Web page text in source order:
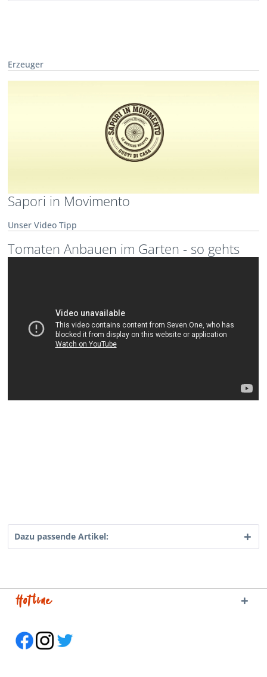
Erzeuger
Sapori in Movimento
Unser Video Tipp
Tomaten Anbauen im Garten - so gehts
Dazu passende Artikel:
Hotline